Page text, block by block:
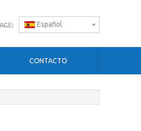
Español
CONTACTO